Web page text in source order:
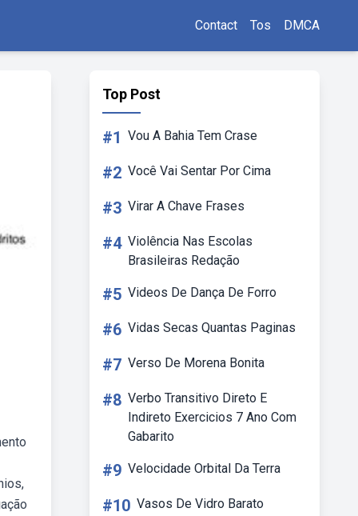
Contact Tos DMCA
Top Post
#1 Vou A Bahia Tem Crase
#2 Você Vai Sentar Por Cima
#3 Virar A Chave Frases
#4 Violência Nas Escolas
Brasileiras Redação
#5 Videos De Dança De Forro
#6 Vidas Secas Quantas Paginas
#7 Verso De Morena Bonita
#8 Verbo Transitivo Direto E
Indireto Exercicios 7 Ano Com
Gabarito
#9 Velocidade Orbital Da Terra
#10 Vasos De Vidro Barato